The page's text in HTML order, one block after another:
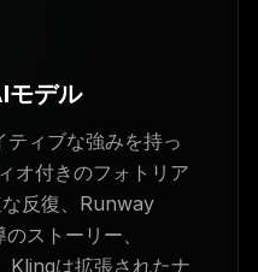
モデル
ィブな強みを持っ
オ付きのフォトリア
反復、Runway
ストーリー、
Klingは拡張されたナ